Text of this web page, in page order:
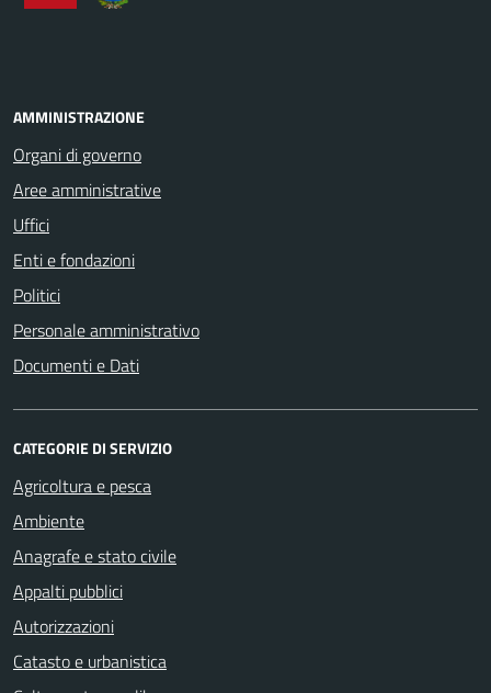
AMMINISTRAZIONE
Organi di governo
Aree amministrative
Uffici
Enti e fondazioni
Politici
Personale amministrativo
Documenti e Dati
CATEGORIE DI SERVIZIO
Agricoltura e pesca
Ambiente
Anagrafe e stato civile
Appalti pubblici
Autorizzazioni
Catasto e urbanistica